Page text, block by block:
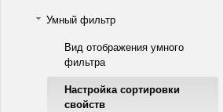
Умный фильтр
Вид отображения умного
фильтра
Настройка сортировки
свойств